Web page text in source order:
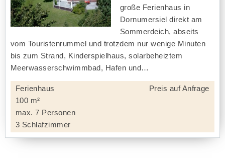
große Ferienhaus in
Dornumersiel direkt am
Sommerdeich, abseits
vom Touristenrummel und trotzdem nur wenige Minuten
bis zum Strand, Kinderspielhaus, solarbeheiztem
Meerwasserschwimmbad, Hafen und
Ferienhaus
100 m²
max. 7 Personen
3 Schlafzimmer
Preis auf Anfrage